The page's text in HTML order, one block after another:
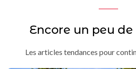
Encore un peu
Les articles tendances pour